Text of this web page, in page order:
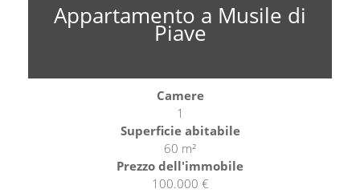
Appartamento a Musile di
Piave
Camere
1
Superficie abitabile
60 m²
Prezzo dell'immobile
100.000 €